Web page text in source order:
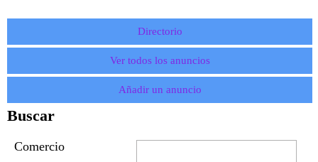
Directorio
Ver todos los anuncios
Añadir un anuncio
Buscar
Comercio